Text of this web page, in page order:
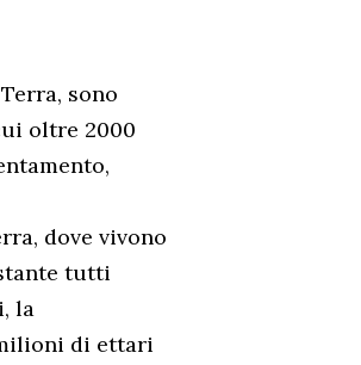
sono
oltre 2000
dove vivono
tutti
la
di ettari